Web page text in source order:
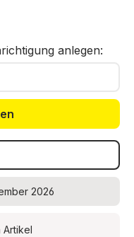
anlegen:
2026
Artikel